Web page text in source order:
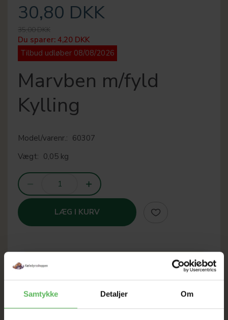
Samtykke Detaljer Om
30,80 DKK
35,00 DKK
Du sparer: 4,20 DKK
Tilbud udløber 08/08/2026
Marvben m/fyld
Kylling
Model/varenr.: 60307
Vægt: 0,05 kg
LÆG I KURV
SOMMER
UDSALG